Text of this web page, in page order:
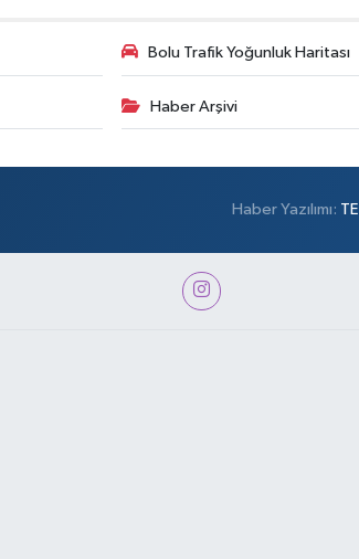
Bolu Trafik Yoğunluk Haritası
Haber Arşivi
Haber Yazılımı: